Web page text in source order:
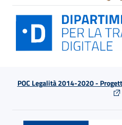
POC Legalità 2014-2020 -